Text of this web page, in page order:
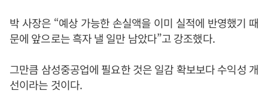
박 사장은 “예상 가능한 손실액을 이미 실적에 반영했기 때
문에 앞으로는 흑자 낼 일만 남았다”고 강조했다.
그만큼 삼성중공업에 필요한 것은 일감 확보보다 수익성 개
선이라는 것이다.